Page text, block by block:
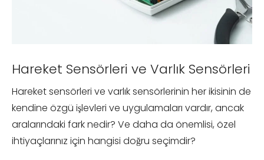
Hareket Sensörleri ve Varlık Sensörleri
Hareket sensörleri ve varlık sensörlerinin her ikisinin de
kendine özgü işlevleri ve uygulamaları vardır, ancak
aralarındaki fark nedir? Ve daha da önemlisi, özel
ihtiyaçlarınız için hangisi doğru seçimdir?